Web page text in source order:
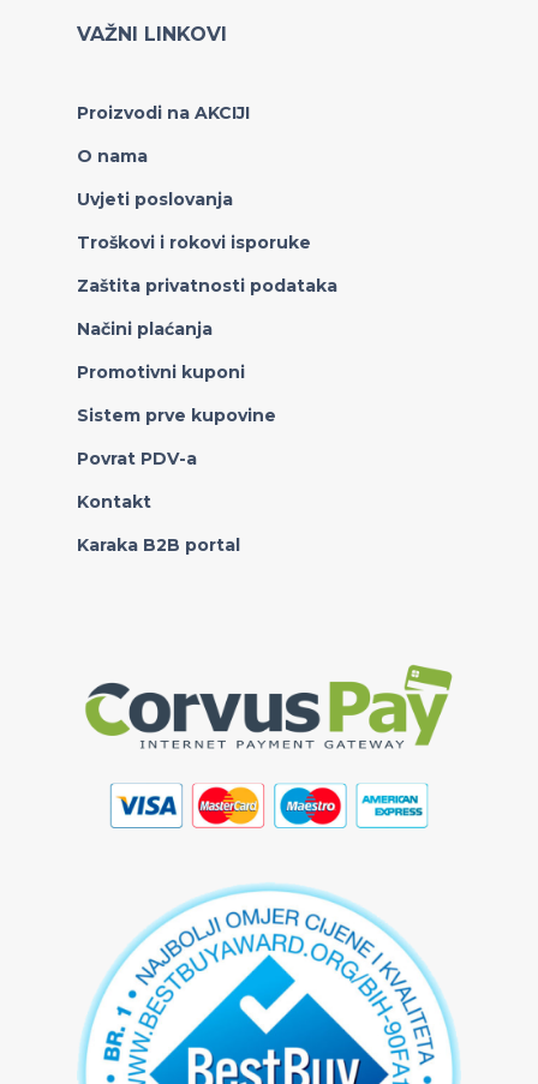
VAŽNI LINKOVI
Proizvodi na AKCIJI
O nama
Uvjeti poslovanja
Troškovi i rokovi isporuke
Zaštita privatnosti podataka
Načini plaćanja
Promotivni kuponi
Sistem prve kupovine
Povrat PDV-a
Kontakt
Karaka B2B portal